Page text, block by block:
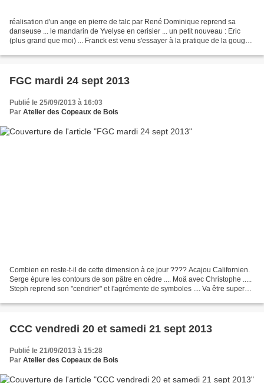
réalisation d'un ange en pierre de talc par René Dominique reprend sa
danseuse ... le mandarin de Yvelyse en cerisier ... un petit nouveau : Eric
(plus grand que moi) ... Franck est venu s'essayer à la pratique de la gouge
FGC mardi 24 sept 2013
Publié le 25/09/2013 à 16:03
Par Atelier des Copeaux de Bois
Combien en reste-t-il de cette dimension à ce jour ???? Acajou Californien.
Serge épure les contours de son pâtre en cèdre .... Moä avec Christophe .....
Steph reprend son "cendrier" et l'agrémente de symboles .... Va être superbe
CCC vendredi 20 et samedi 21 sept 2013
Publié le 21/09/2013 à 15:28
Par Atelier des Copeaux de Bois